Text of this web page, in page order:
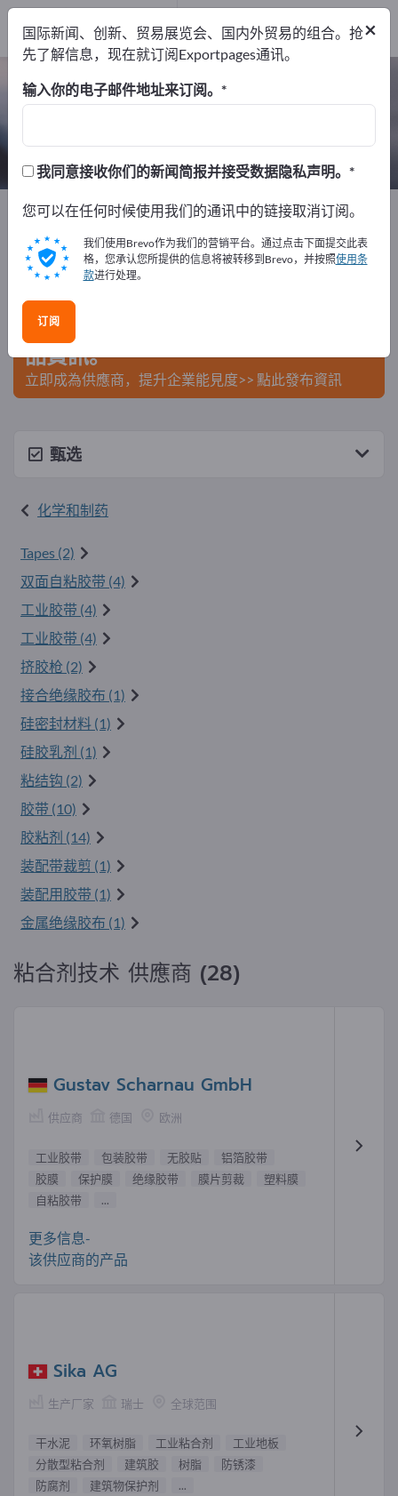
粘合剂技术 – 查找制造商和供应商
28 25 3
制造商25
经销商3
Exportpages 化学和制药 粘合剂技术
在Exportpages免費刊登廣告！
在Exportpages上發布您的公司與產
品資訊。
立即成為供應商，提升企業能見度>> 點此發布資訊
甄选
化学和制药
Tapes (2)
双面自粘胶带 (4)
工业胶带 (4)
工业胶带 (4)
挤胶枪 (2)
接合绝缘胶布 (1)
硅密封材料 (1)
硅胶乳剂 (1)
粘结钩 (2)
胶带 (10)
胶粘剂 (14)
装配带裁剪 (1)
装配用胶带 (1)
金属绝缘胶布 (1)
粘合剂技术 供應商 (28)
Gustav Scharnau GmbH
供应商 德国 欧洲
工业胶带 包装胶带 无胶贴
铝箔胶带
胶膜
保护膜 绝缘胶带 膜片剪裁
塑料膜
自粘胶带
...
更多信息-
该供应商的产品
Sika AG
生产厂家 瑞士 全球范围
干水泥 环氧树脂 工业粘合剂
工业地板
分散型粘合剂
建筑胶 树脂
防锈漆
防腐剂
建筑物保护剂 ...
×
国际新闻、创新、贸易展览会、国内外贸易的组合。抢
先了解信息，现在就订阅Exportpages通讯。
输入你的电子邮件地址来订阅。
我同意接收你们的新闻简报并接受数据隐私声明。
您可以在任何时候使用我们的通讯中的链接取消订阅。
我们使用Brevo作为我们的营销平台。通过点击下面提交此表
格，您承认您所提供的信息将被转移到Brevo，并按照使用条
款进行处理。
订阅